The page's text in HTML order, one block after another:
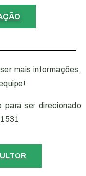
mais informações,
para ser direcionado